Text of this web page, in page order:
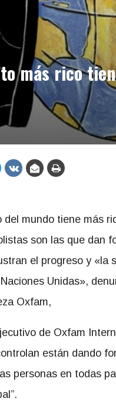
más rico
del mundo tiene más
son las que dan
el progreso y «la
Unidas»,
Oxfam,
de Oxfam
están dando
personas en todas